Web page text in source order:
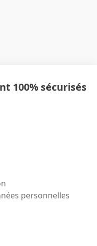
100% sécurisés
personnelles